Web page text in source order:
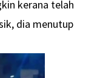
kerana telah
dia menutup